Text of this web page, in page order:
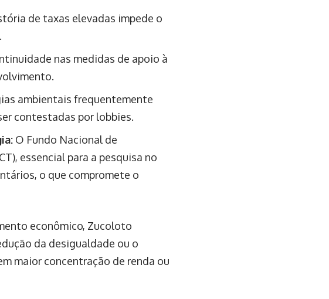
de taxas elevadas impede o
nas medidas de apoio à
ambientais frequentemente
contestadas por lobbies.
O Fundo Nacional de
essencial para a pesquisa no
o que compromete o
econômico, Zucoloto
da desigualdade ou o
maior concentração de renda ou